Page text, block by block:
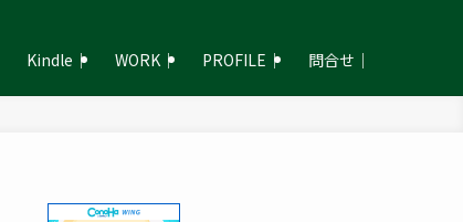
Kindle｜ WORK｜ PROFILE｜ 問合せ｜